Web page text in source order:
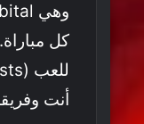
كل
أنت